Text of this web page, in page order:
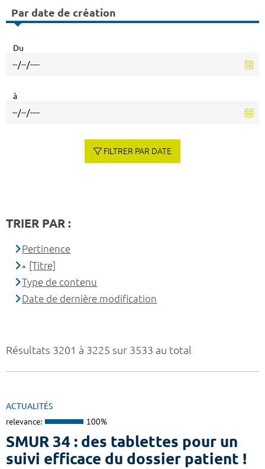
Résultats 3201 à 3225 sur 3533 au total
ACTUALITÉS
relevance: 100%
SMUR 34 : des tablettes pour un
suivi efficace du dossier patient !
Par date de création
Du
à
FILTRER PAR DATE
TRIER PAR :
Pertinence
[Titre]
Type de contenu
Date de dernière modification